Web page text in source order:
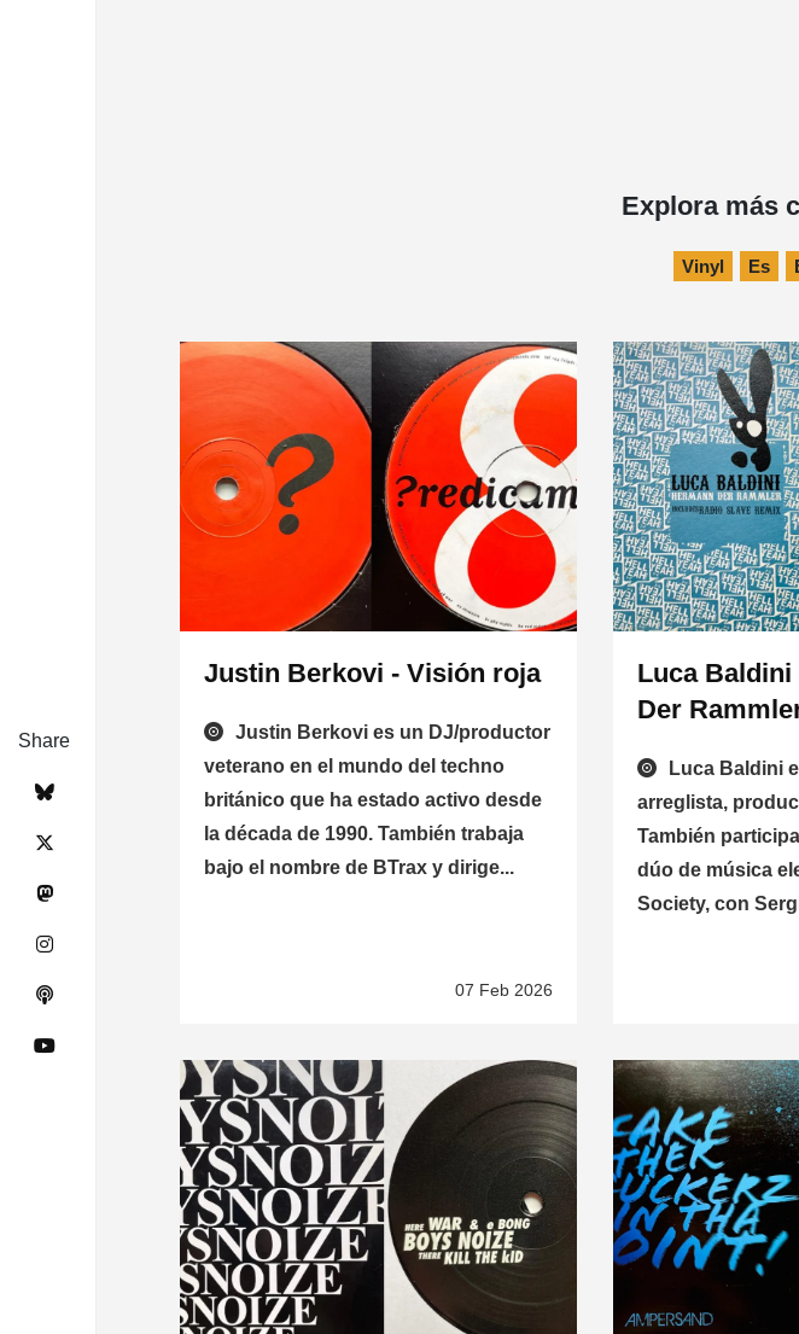
Share
Explora más
Vinyl Es
Justin Berkovi - Visión roja
Justin Berkovi es un DJ/productor
veterano en el mundo del techno
británico que ha estado activo desde
la década de 1990. También trabaja
bajo el nombre de BTrax y dirige...
07 Feb 2026
Luca Baldini
Der
Luca Baldini
arreglista,
También
dúo de música
Society, con